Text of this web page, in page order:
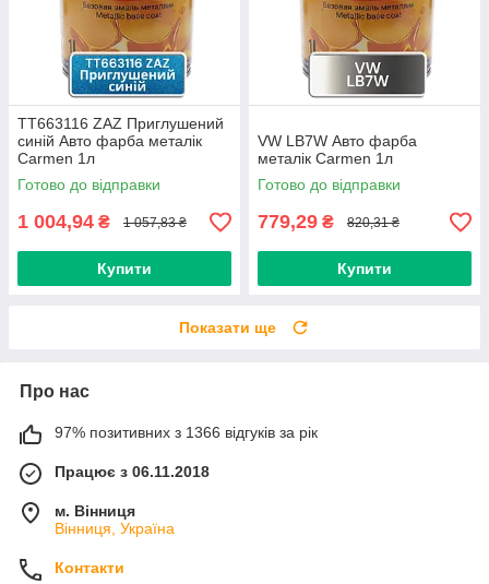
TT663116 ZAZ Приглушений
синій Авто фарба металік
Carmen 1л
Готово до відправки
1 004,94 ₴ 1 057,83 ₴
Купити
VW LB7W Авто фарба
металік Carmen 1л
Готово до відправки
779,29 ₴ 820,31 ₴
Купити
Показати ще
Про нас
97% позитивних з 1366 відгуків за рік
Працює з 06.11.2018
м. Вінниця
Вінниця, Україна
Контакти